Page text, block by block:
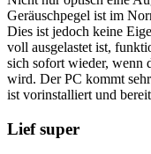
Geräuschpegel ist im
Dies ist jedoch keine
voll ausgelastet ist,
sich sofort wieder, wenn
wird. Der PC kommt
ist vorinstalliert und
Lief super